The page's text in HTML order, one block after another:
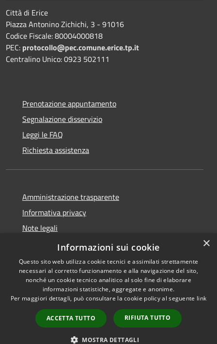
Città di Erice
Piazza Antonino Zichichi, 3 - 91016
Codice Fiscale: 80004000818
PEC: protocollo@pec.comune.erice.tp.it
Centralino Unico: 0923 502111
Prenotazione appuntamento
Segnalazione disservizio
Leggi le FAQ
Richiesta assistenza
Amministrazione trasparente
Informativa privacy
Note legali
Dichiarazione di accessibilità
Accessibilità
Copyright © 2026 • Città di
Erice • Powered by
Municipium•
Accesso
redazione
×
Informazioni sui cookie
Questo sito web utilizza cookie tecnici e assimilati strettamente
necessari al corretto funzionamento e alla navigazione del sito,
nonché un cookie tecnico analitico al solo fine di elaborare
informazioni statistiche, aggregate e anonime.
Per maggiori dettagli, può consultare la cookie policy al seguente link
ACCETTA TUTTO RIFIUTA TUTTO
MOSTRA DETTAGLI